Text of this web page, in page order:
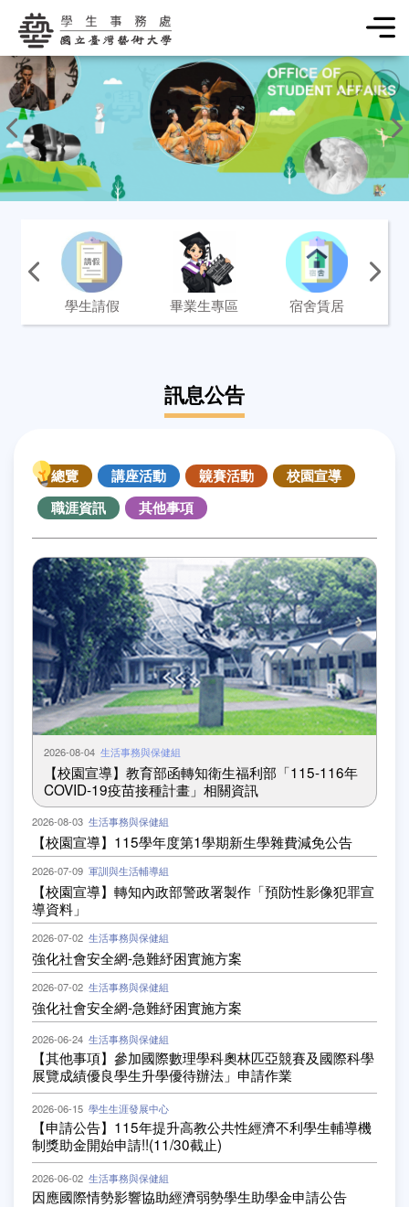
學生事務處
常用功能
學生請假 畢業生專區 宿舍賃居
訊息公告
訊息公告
總覽 講座活動 竸賽活動
校園宣導
職涯資訊
其他事項
2026-08-04 生活事務與保健組
【校園宣導】教育部函轉知衛生福利部「115-116年
COVID-19疫苗接種計畫」相關資訊
2026-08-03 生活事務與保健組
【校園宣導】115學年度第1學期新生學雜費減免公告
2026-07-09 軍訓與生活輔導組
【校園宣導】轉知內政部警政署製作「預防性影像犯罪宣
導資料」
2026-07-02 生活事務與保健組
強化社會安全網-急難紓困實施方案
2026-07-02 生活事務與保健組
強化社會安全網-急難紓困實施方案
2026-06-24 生活事務與保健組
【其他事項】參加國際數理學科奧林匹亞競賽及國際科學
展覽成績優良學生升學優待辦法」申請作業
2026-06-15 學生生涯發展中心
【申請公告】115年提升高教公共性經濟不利學生輔導機
制獎助金開始申請!!(11/30截止)
2026-06-02 生活事務與保健組
因應國際情勢影響協助經濟弱勢學生助學金申請公告